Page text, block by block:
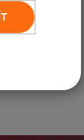
nutné objednat